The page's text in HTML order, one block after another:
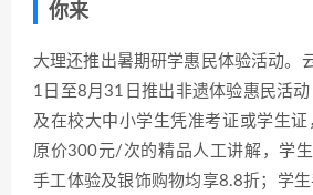
你来
大理还推出暑期研学惠民体验活动。
1日至8月31日推出非遗体验惠民活
及在校大中小学生凭准考证或学生证
原价300元/次的精品人工讲解，学
手工体验及银饰购物均享8.8折；学